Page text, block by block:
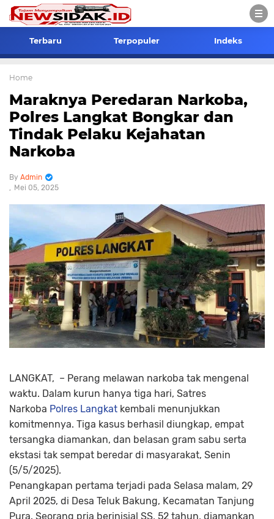
Terbaru Terpopuler Indeks
Home
Maraknya Peredaran Narkoba,
Polres Langkat Bongkar dan
Tindak Pelaku Kejahatan
Narkoba
Admin
Mei 05, 2025
LANGKAT, – Perang melawan narkoba tak mengenal
waktu. Dalam kurun hanya tiga hari, Satres
Narkoba Polres Langkat kembali menunjukkan
komitmennya. Tiga kasus berhasil diungkap, empat
tersangka diamankan, dan belasan gram sabu serta
ekstasi tak sempat beredar di masyarakat, Senin
(5/5/2025).
Penangkapan pertama terjadi pada Selasa malam, 29
April 2025, di Desa Teluk Bakung, Kecamatan Tanjung
Pura. Seorang pria berinisial SS, 52 tahun, diamankan